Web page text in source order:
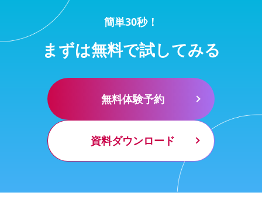
簡単30秒！
まずは無料で試してみる
無料体験予約
資料ダウンロード